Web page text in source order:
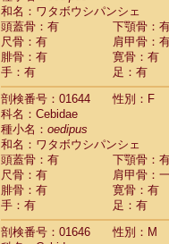
Hylobatidae
Hylobatidae
Hylobatidae
Hylobatidae
Hylobatidae
Hylobatidae
Hylobatidae
Hylobatidae
Hominidae
HominidaePan
Hominidae Gorilla
Hominidae Gorilla
Primates misc.(0)
Scandentia
Scandentia
和名：ワタボウシパンシェ
頭蓋骨：有
下顎骨：
尺骨：有
肩甲骨：
腓骨：有
寛骨：有
手：有
足：有
剖検番号：01644
性別：F
科名：Cebidae
種小名： oedipus
和名：ワタボウシパンシェ
頭蓋骨：有
下顎骨：
尺骨：有
肩甲骨：
腓骨：有
寛骨：有
手：有
足：有
剖検番号：01646
性別：M